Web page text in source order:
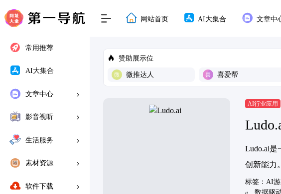
常用推荐
AI大集合
文章中心
影音视听
生活服务
素材资源
软件下载
网站首页 AI大集合 文章中
赞助展示位
微推达人 喜爱帮
AI行业应用
Ludo.ai
创新能力。
标签： AI游
数据驱